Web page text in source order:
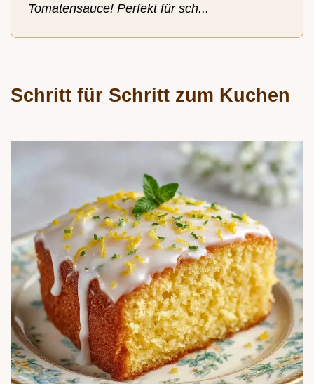
Tomatensauce! Perfekt für sch...
Schritt für Schritt zum Kuchen